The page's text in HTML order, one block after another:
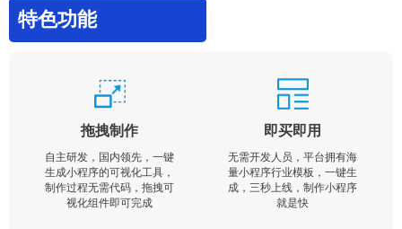
特色功能
拖拽制作
自主研发，国内领先，一键
生成小程序的可视化工具，
制作过程无需代码，拖拽可
视化组件即可完成
即买即用
无需开发人员，平台拥有海
量小程序行业模板，一键生
成，三秒上线，制作小程序
就是快